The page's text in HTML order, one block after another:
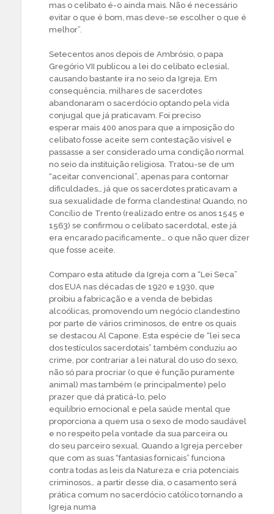
mas o celibato é-o ainda mais. Não é necessário
evitar o que é bom, mas deve-se escolher o que é
melhor”.
Setecentos anos depois de Ambrósio, o papa
Gregório VII publicou a lei do celibato eclesial,
causando bastante ira no seio da Igreja. Em
consequência, milhares de sacerdotes
abandonaram o sacerdócio optando pela vida
conjugal que já praticavam. Foi preciso
esperar mais 400 anos para que a imposição do
celibato fosse aceite sem contestação visível e
passasse a ser considerado uma condição normal
no seio da instituição religiosa. Tratou-se de um
“aceitar convencional”, apenas para contornar
dificuldades… já que os sacerdotes praticavam a
sua sexualidade de forma clandestina! Quando, no
Concílio de Trento (realizado entre os anos 1545 e
1563) se confirmou o celibato sacerdotal, este já
era encarado pacificamente… o que não quer dizer
que fosse aceite.
Comparo esta atitude da Igreja com a “Lei Seca”
dos EUA nas décadas de 1920 e 1930, que
proibiu a fabricação e a venda de bebidas
alcoólicas, promovendo um negócio clandestino
por parte de vários criminosos, de entre os quais
se destacou Al Capone. Esta espécie de “lei seca
dos testículos sacerdotais” também conduziu ao
crime, por contrariar a lei natural do uso do sexo,
não só para procriar (o que é função puramente
animal) mas também (e principalmente) pelo
prazer que dá praticá-lo, pelo
equilíbrio emocional e pela saúde mental que
proporciona a quem usa o sexo de modo saudável
e no respeito pela vontade da sua parceira ou
do seu parceiro sexual. Quando a Igreja perceber
que com as suas “fantasias fornicais” funciona
contra todas as leis da Natureza e cria potenciais
criminosos… a partir desse dia, o casamento será
prática comum no sacerdócio católico tornando a
Igreja numa